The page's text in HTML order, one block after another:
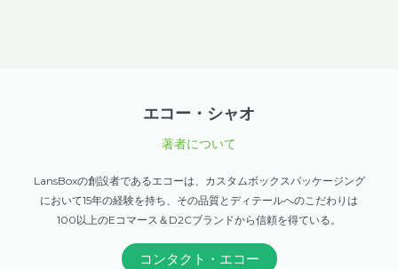
エコー・シャオ
著者について
LansBoxの創設者であるエコーは、カスタムボックスパッケージング
において15年の経験を持ち、その品質とディテールへのこだわりは
100以上のEコマース＆D2Cブランドから信頼を得ている。
コンタクト・エコー